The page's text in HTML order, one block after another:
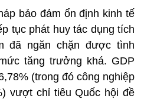
bảo đảm ổn định kinh tế
tục phát huy tác dụng tích
đã ngăn chặn được tình
tăng trưởng khá. GDP
(trong đó công nghiệp
vượt chỉ tiêu Quốc hội đề